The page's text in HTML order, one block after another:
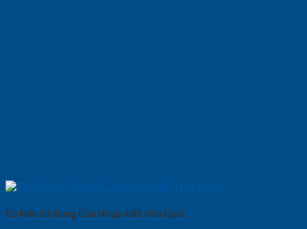
Có Nên Sử Dụng Cửa Nhựa ABS Hàn Quốc